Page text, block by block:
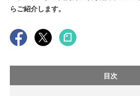
らご紹介します。
目次